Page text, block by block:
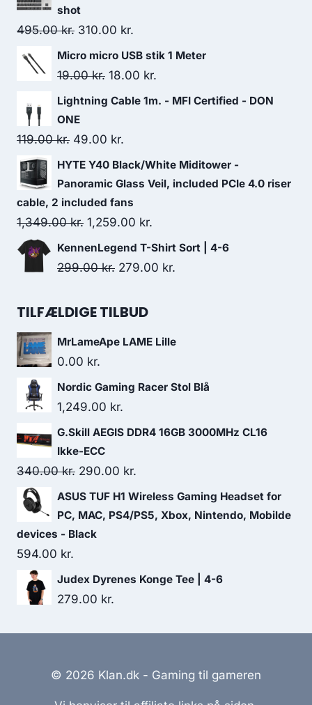
shot
495.00kr. Original
price
was:
310.00 kr.
price
is:
Micro micro USB stik 1 Meter
19.00kr. Original
price
19.00 kr..
18.00 kr.
price
Lightning Cable 1m. - MFI Certified - DON
ONE
119.00kr. Original
price
was:
119.00 kr..
49.00 kr.
price
is:
49.00 kr..
HYTE Y40 Black/White Miditower -
Panoramic Glass Veil, included PCIe 4.0 riser
cable, 2 included fans
1,349.00kr. Original
price
was:
1,259.00 kr.
price
is:
KennenLegend T-Shirt Sort | 4-6
299.00kr. Original
was:
279.00 kr.
TILFÆLDIGE TILBUD
MrLameApe LAME Lille
0.00 kr.
Nordic Gaming Racer Stol Blå
1,249.00 kr.
G.Skill AEGIS DDR4 16GB 3000MHz CL16
Ikke-ECC
340.00kr. Original
price
was:
340.00 kr..
290.00 kr.
price
is:
ASUS TUF H1 Wireless Gaming Headset for
PC, MAC, PS4/PS5, Xbox, Nintendo, Mobilde
devices - Black
594.00 kr.
Judex Dyrenes Konge Tee | 4-6
279.00 kr.
© 2026 Klan.dk - Gaming til gameren